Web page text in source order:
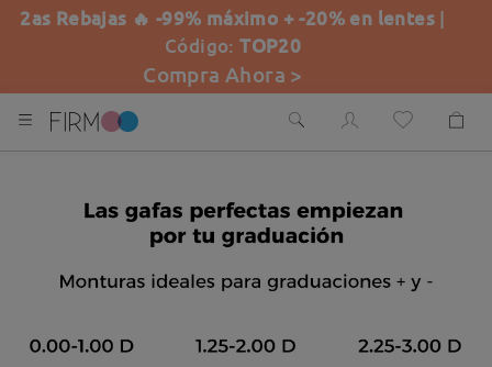
2as Rebajas 🔥 -99% máximo + -20% en lentes |
Código:TOP20
Compra Ahora >